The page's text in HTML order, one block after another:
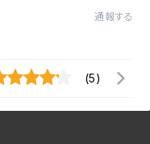
通報する
(5)